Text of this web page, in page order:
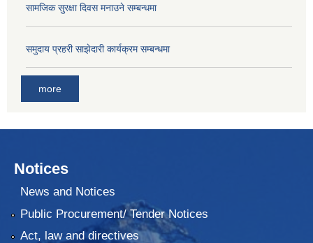
सामजिक सुरक्षा दिवस मनाउने सम्बन्धमा
समुदाय प्रहरी साझेदारी कार्यक्रम सम्बन्धमा
more
Notices
News and Notices
Public Procurement/ Tender Notices
Act, law and directives